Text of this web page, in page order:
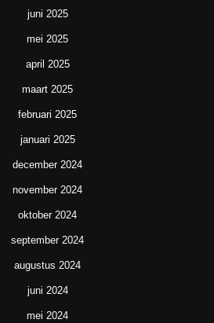
juni 2025
mei 2025
april 2025
maart 2025
februari 2025
januari 2025
december 2024
november 2024
oktober 2024
september 2024
augustus 2024
juni 2024
mei 2024